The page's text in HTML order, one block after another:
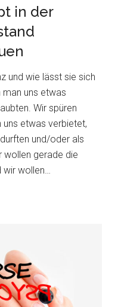
in der
und wie lässt sie sich
man uns etwas
Wir spüren
uns etwas verbietet,
und/oder als
wollen gerade die
wir wollen…